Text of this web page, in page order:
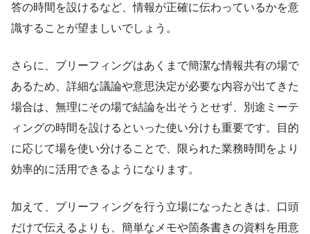
答の時間を設けるなど、情報が正確に伝わっているかを意
識することが望ましいでしょう。
さらに、ブリーフィングはあくまで簡潔な情報共有の場で
あるため、詳細な議論や意思決定が必要な内容が出てきた
場合は、無理にその場で結論を出そうとせず、別途ミーテ
ィングの時間を設けるといった使い分けも重要です。目的
に応じて場を使い分けることで、限られた業務時間をより
効率的に活用できるようになります。
加えて、ブリーフィングを行う立場になったときは、口頭
だけで伝えるよりも、簡単なメモや箇条書きの資料を用意